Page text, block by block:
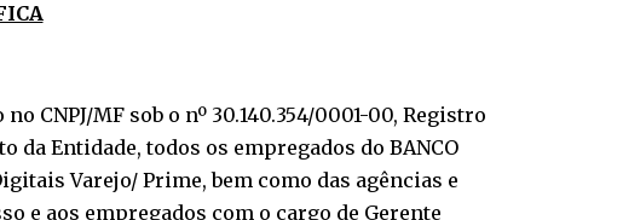
CNPJ/MF sob o nº 30.140.354/0001-00, Registro
da Entidade, todos os empregados do BANCO
Varejo/ Prime, bem como das agências e
e aos empregados com o cargo de Gerente